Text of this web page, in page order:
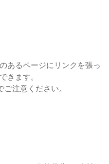
あるページにリンクを張っ
きます。
注意ください。